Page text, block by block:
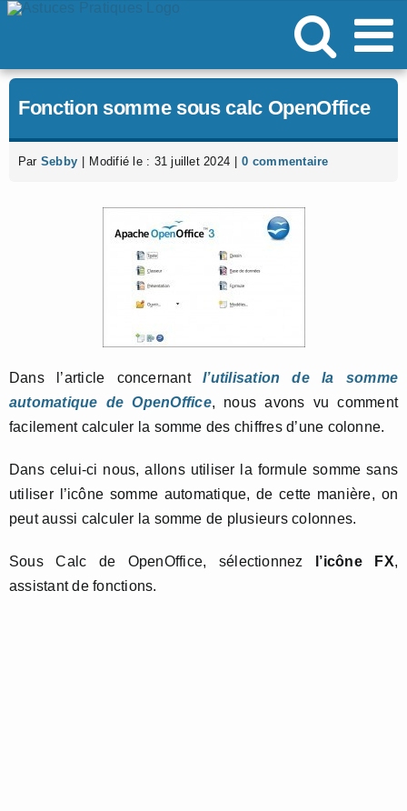
Passer
Fonction somme sous calc OpenOffice
Par Sebby Modifié le : 31 juillet 2024 0 commentaire
Dans l’article concernantl’utilisation de la somme
automatique de OpenOffice, nous avons vu comment
facilement calculer la somme des chiffres d’une colonne.
Dans celui-ci nous, allons utiliser la formule somme sans
utiliser l’icône somme automatique, de cette manière, on
peut aussi calculer la somme de plusieurs colonnes.
Sous Calc de OpenOffice, sélectionnez l’icône FX,
assistant de fonctions.